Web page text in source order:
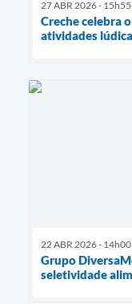
27 ABR 2026 - 15h55
Creche celebra
atividades
22 ABR 2026 - 14h00
Grupo
seletividade